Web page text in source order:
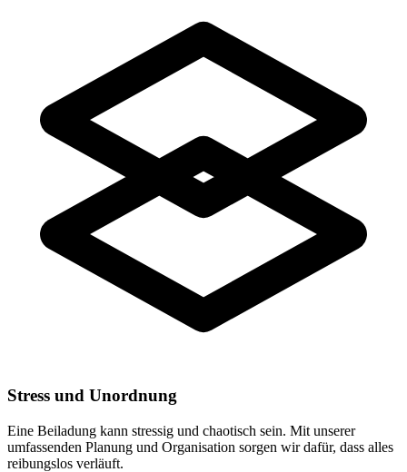
Stress und Unordnung
Eine Beiladung kann stressig und chaotisch sein. Mit unserer
umfassenden Planung und Organisation sorgen wir dafür, dass alles
reibungslos verläuft.